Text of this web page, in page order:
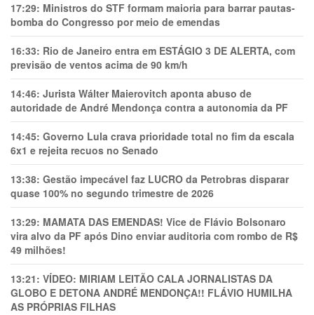
17:29: Ministros do STF formam maioria para barrar pautas-
bomba do Congresso por meio de emendas
16:33: Rio de Janeiro entra em ESTÁGIO 3 DE ALERTA, com
previsão de ventos acima de 90 km/h
14:46: Jurista Wálter Maierovitch aponta abuso de
autoridade de André Mendonça contra a autonomia da PF
14:45: Governo Lula crava prioridade total no fim da escala
6x1 e rejeita recuos no Senado
13:38: Gestão impecável faz LUCRO da Petrobras disparar
quase 100% no segundo trimestre de 2026
13:29: MAMATA DAS EMENDAS! Vice de Flávio Bolsonaro
vira alvo da PF após Dino enviar auditoria com rombo de R$
49 milhões!
13:21: VÍDEO: MIRIAM LEITÃO CALA JORNALISTAS DA
GLOBO E DETONA ANDRÉ MENDONÇA!! FLÁVIO HUMILHA
AS PRÓPRIAS FILHAS